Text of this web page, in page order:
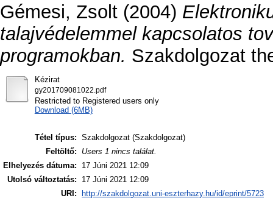
Gémesi, Zsolt (2004)
talajvédelemmel kapcsolatos
programokban. Szakdolgozat
Kézirat
gy201709081022.pdf
Restricted to Registered users only
Download (6MB)
Tétel típus: Szakdolgozat (Szakdolgozat)
Feltöltő:
Users 1 nincs találat.
Elhelyezés dátuma:
17 Júni 2021 12:09
Utolsó változtatás:
17 Júni 2021 12:09
URI:
http://szakdolgozat.uni-eszterhazy.hu/id/eprint/5723